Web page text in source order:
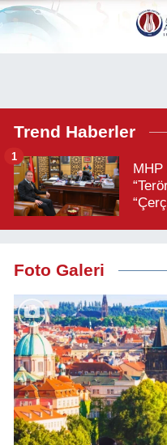
Trend Haberler
MHP
1
Foto Galeri